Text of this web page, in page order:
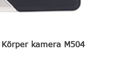
Körper kamera M504